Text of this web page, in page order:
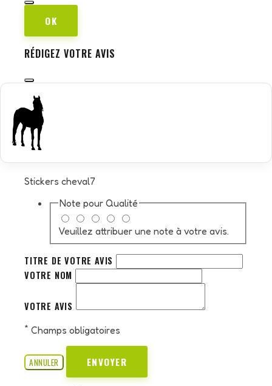
OK
RÉDIGEZ VOTRE AVIS
Stickers cheval7
Note pour Qualité
Veuillez attribuer une note à votre avis.
TITRE DE VOTRE AVIS
VOTRE NOM
VOTRE AVIS
* Champs obligatoires
ANNULER ENVOYER